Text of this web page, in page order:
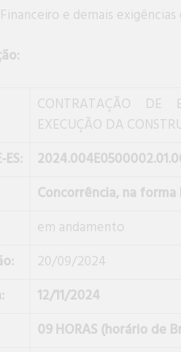
e demais
CONTRATAÇÃO DE
EXECUÇÃO DA
Concorrência, na forma
em andamento
20/09/2024
12/11/2024
09 HORAS (horário de